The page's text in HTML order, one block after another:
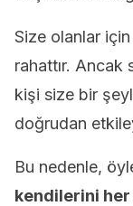
Size olanlar için
rahattır. Ancak
kişi size bir
doğrudan
Bu nedenle,
kendilerini